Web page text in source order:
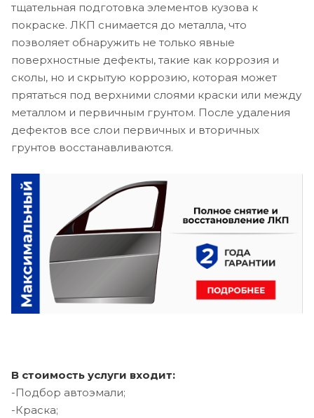
тщательная подготовка элементов кузова к
покраске. ЛКП снимается до металла, что
позволяет обнаружить не только явные
поверхностные дефекты, такие как коррозия и
сколы, но и скрытую коррозию, которая может
прятаться под верхними слоями краски или между
металлом и первичным грунтом. После удаления
дефектов все слои первичных и вторичных
грунтов восстанавливаются.
В стоимость услуги входит:
-Подбор автоэмали;
-Краска;